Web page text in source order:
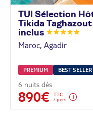
TUI Sélection
Tikida
inclus
Maroc, Agadir
PREMIUM BEST SELLER
6 nuits dès
890€
TTC
/ pers.